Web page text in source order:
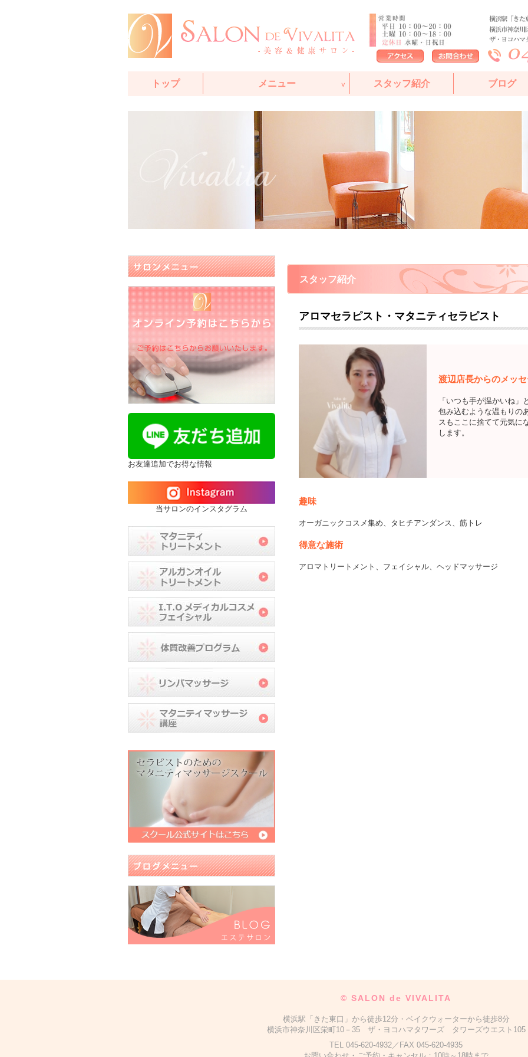
トップ メニュー
トリートメント
アルガンオイル
トリートメント
I.T.Oメディカルコス
メフェイシャル
体質改善プログラム
マタニティマッサージ講座
スタッフ紹介 ブログ
スタッフ紹介
アロマセラピスト・マタニティセラピスト
渡辺店長からのメッ
「いつも手が温かいね」
包み込むような温もりの
スもここに捨てて元気に
します。
趣味
オーガニックコスメ集め、タヒチアンダンス、筋トレ
得意な施術
アロマトリートメント、フェイシャル、ヘッドマッサージ
お友達追加でお得な情報
当サロンのインスタグラム
© SALON de VIVALITA
横浜駅「きた東口」から徒歩12分・ベイクウォーターから徒歩8分
横浜市神奈川区栄町10－35 ザ・ヨコハマタワーズ タワーズウエスト105
TEL 045-620-4932／FAX 045-620-4935